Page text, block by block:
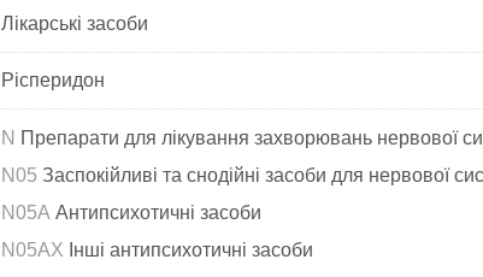
Лікарські засоби
Рісперидон
N Препарати для лікування захворювань нервової
N05 Заспокійливі та снодійні засоби для нервової
N05A Антипсихотичні засоби
N05AX Інші антипсихотичні засоби